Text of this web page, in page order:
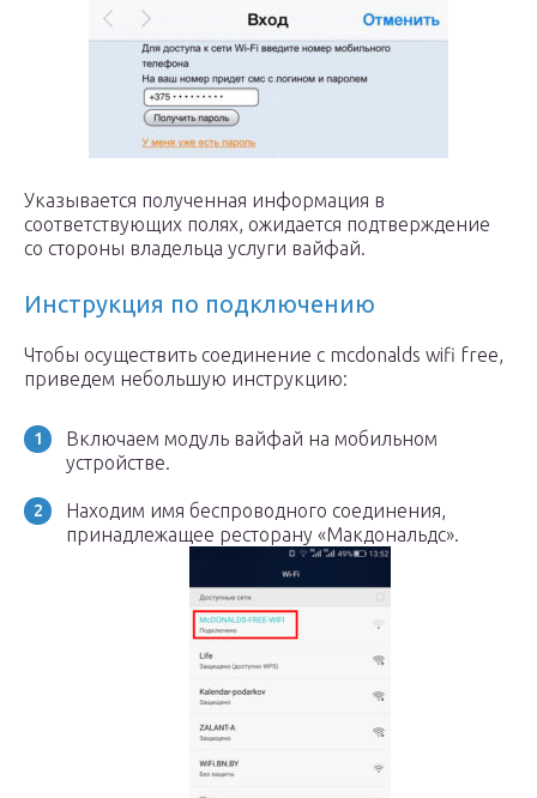
Указывается полученная информация в
соответствующих полях, ожидается подтверждение
со стороны владельца услуги вайфай.
Инструкция по подключению
Чтобы осуществить соединение с mcdonalds wifi free,
приведем небольшую инструкцию:
Включаем модуль вайфай на мобильном
устройстве.
Находим имя беспроводного соединения,
принадлежащее ресторану «Макдональдс».